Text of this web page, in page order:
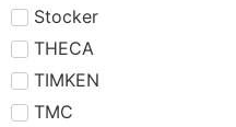
Stocker
THECA
TIMKEN
TMC